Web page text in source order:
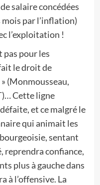
salaire concédées
par l’inflation)
l’exploitation !
pas pour les
le droit de
(Monmousseau,
Cette ligne
et ce malgré le
qui animait les
sentant
reprendra confiance,
plus à gauche dans
à l’offensive. La